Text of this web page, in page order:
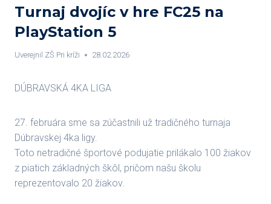
Turnaj dvojíc v hre FC25 na
PlayStation 5
Uverejnil ZŠ Pri kríži 28.02.2026
DÚBRAVSKÁ 4KA LIGA
27. februára sme sa zúčastnili už tradičného turnaja
Dúbravskej 4ka ligy.
Toto netradičné športové podujatie prilákalo 100 žiakov
z piatich základných škôl, pričom našu školu
reprezentovalo 20 žiakov.